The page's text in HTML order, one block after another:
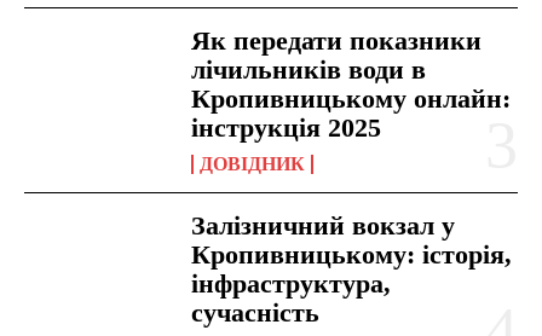
Як передати показники
лічильників води в
Кропивницькому онлайн:
інструкція 2025
ДОВІДНИК
Залізничний вокзал у
Кропивницькому: історія,
інфраструктура,
сучасність